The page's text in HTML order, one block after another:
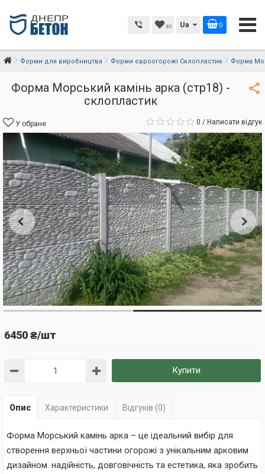
(0) Ua 0
Форми для виробництва Форми євроогорожі Склопластик Форма
Форма Морський камінь арка (стр18) -
склопластик
У обране 0 / Написати відгук
6450 ₴/шт
Купити
Опис Характеристики Відгуків (0)
Форма Морський камінь арка – це ідеальний вибір для
створення верхньої частини огорожі з унікальним арковим
дизайном. надійність, довговічність та естетика, яка зробить